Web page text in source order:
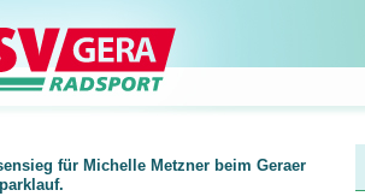
für Michelle Metzner beim Geraer